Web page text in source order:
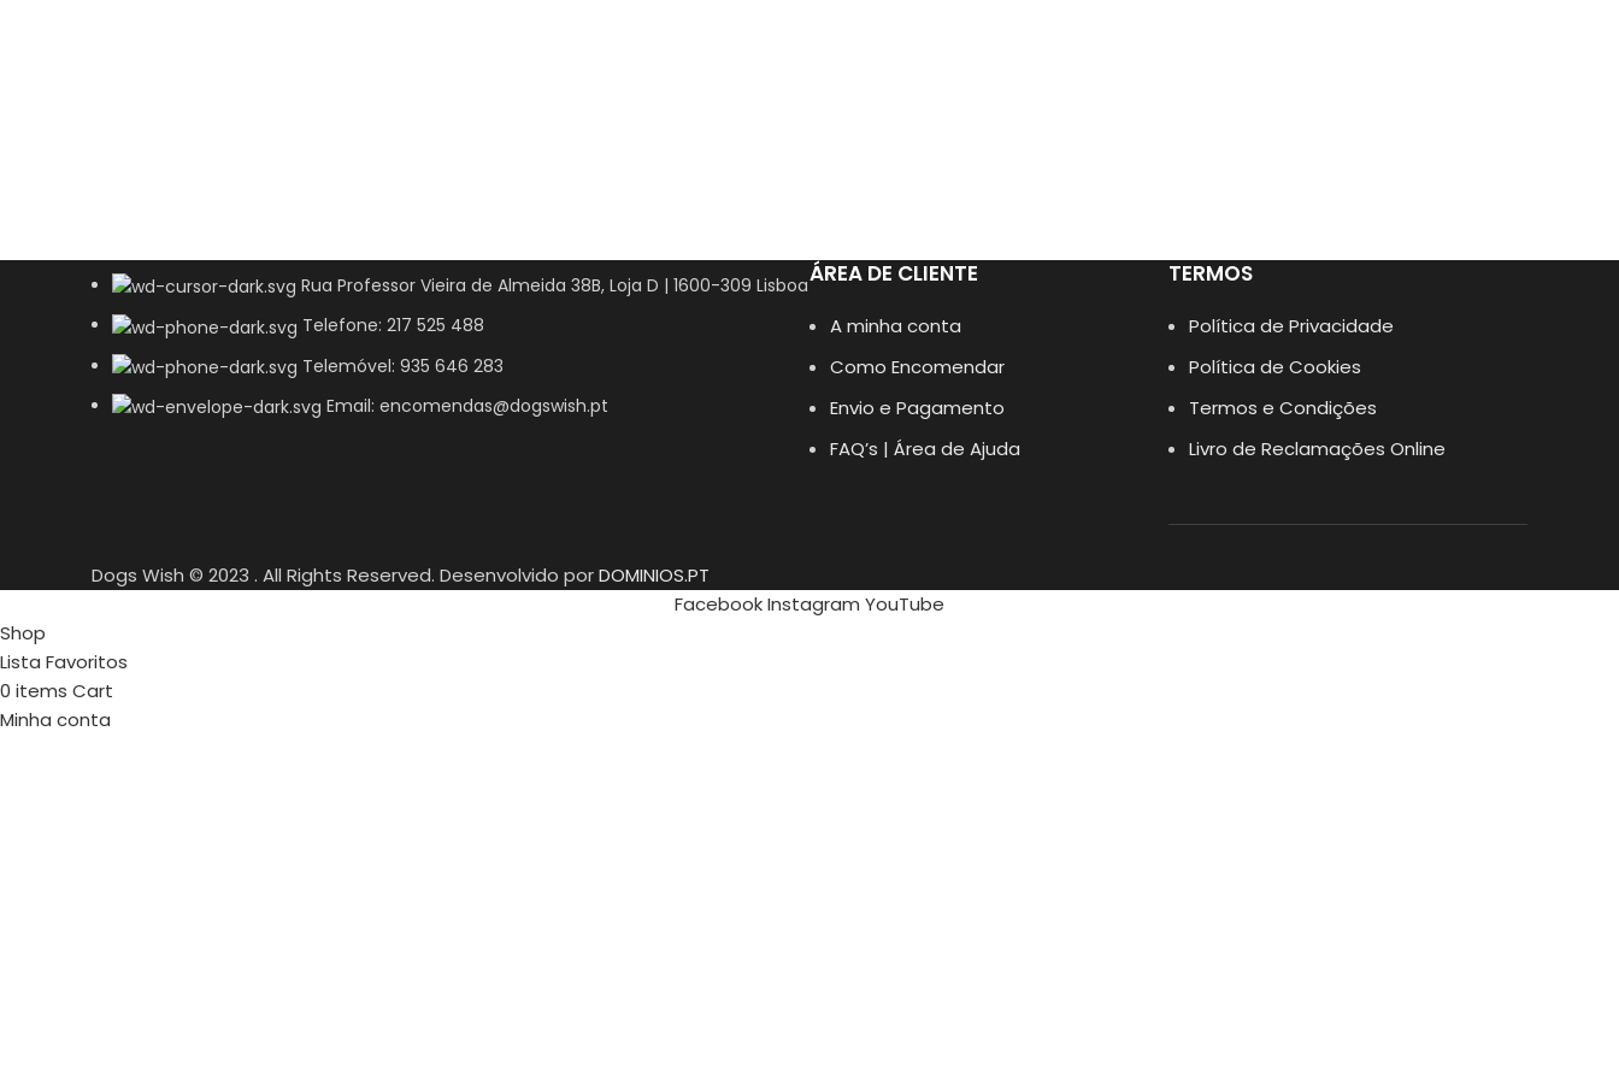
Rua Professor Vieira de Almeida 38B, Loja D | 1600-309 Lisboa
Telefone: 217 525 488
Telemóvel: 935 646 283
Email: encomendas@dogswish.pt
ÁREA DE CLIENTE
A minha conta
Como Encomendar
Envio e Pagamento
FAQ’s | Área de Ajuda
TERMOS
Política de Privacidade
Política de Cookies
Termos e Condições
Livro de Reclamações Online
Dogs Wish © 2023 . All Rights Reserved. Desenvolvido porDOMINIOS.PT
FacebookInstagram YouTube
Shop
Lista Favoritos
0 items Cart
Minha conta